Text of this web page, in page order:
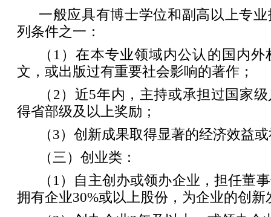
一般应具有博士学位和副高以上专
列条件之一：
（1）在本专业领域内公认的国内
文，或出版过有重要社会影响的著作；
（2）近5年内，主持或承担过国家
得省部级及以上奖励；
（3）创新成果取得显著的经济效益
（三）创业类：
（1）自主创办或领办企业，担任董
拥有企业30%或以上股份，为企业的创